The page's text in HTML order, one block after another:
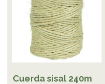
Cuerda sisal 240m